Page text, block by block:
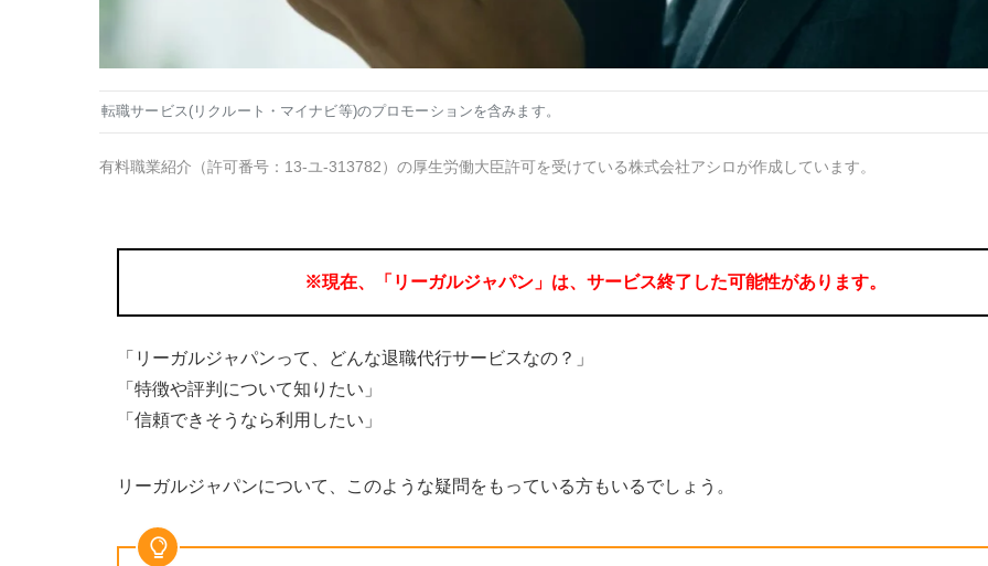
転職サービス(リクルート・マイナビ等)のプロモーションを含みます。
有料職業紹介 （許可番号：13-ユ-313782）の厚生労働大臣許可を受けている株式会社アシロが作成しています。
※現在、「リーガルジャパン」は、サービス終了した可能性があります。
「リーガルジャパンって、どんな退職代行サービスなの？」
「特徴や評判について知りたい」
「信頼できそうなら利用したい」
リーガルジャパンについて、このような疑問をもっている方もいるでしょう。